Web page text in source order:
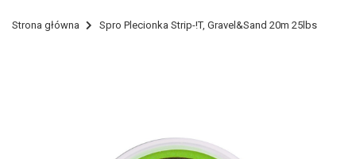
Strona główna Spro Plecionka Strip-!T, Gravel&Sand 20m 25lbs